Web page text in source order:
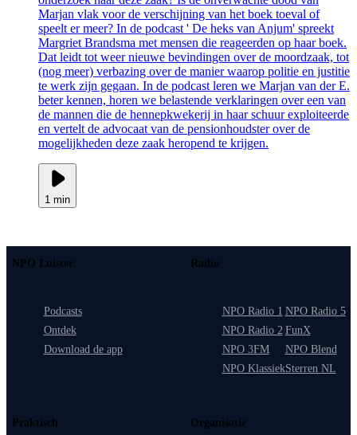
Marjan vlak voor de verschijning van het boek toeval of
speelt er meer? In de podcast ' De heks van Anjum' spreekt
Margriet Brandsma met mensen die reageerden op haar boek.
Dat leidt tot weer nieuwe bevindingen over de moordzaak, tot
(nog meer) verbazing over de manier waarop politie en justitie
te werk zijn gegaan. In de podcast leren we Marjan van der E.
beter kennen, horen we belastende verklaringen over een van
de mannen die de hennepkwekerij in haar schuur exploiteerde
en vertelt de advocaat van de pensionhoudster over de
mogelijkheden deze zaak heropend te krijgen.
1 min
NPO Luister
Podcasts
Ontdek
Download de app
Radio
NPO Radio 1
NPO Radio 2
NPO 3FM
NPO Klassiek
NPO Radio 5
FunX
NPO Blend
Sterren NL
Praktisch Organisatie